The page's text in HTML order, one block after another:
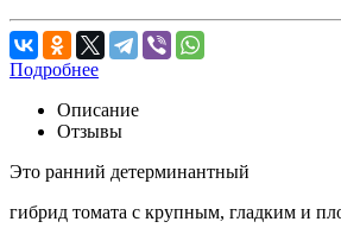
Подробнее
Описание
Отзывы
Это ранний детерминантный
гибрид томата с крупным, гладким и